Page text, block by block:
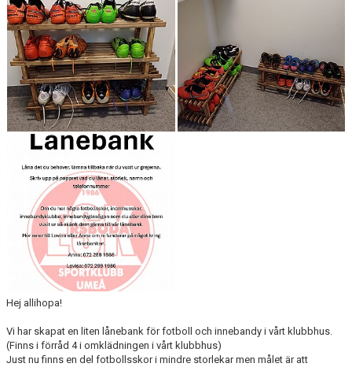
LEDARINFORMATION
KALENDER
HYRA/BOKA FOTBOLLSPLAN FÖR ICKE MEDLEMMAR
Hej allihopa!
Vi har skapat en liten lånebank för fotboll och innebandy i vårt klubbhus.
(Finns i förråd 4 i omklädningen i vårt klubbhus)
Just nu finns en del fotbollsskor i mindre storlekar men målet är att